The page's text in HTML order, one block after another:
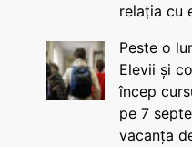
relația cu
Peste o
Elevii și
încep
pe 7
vacanța